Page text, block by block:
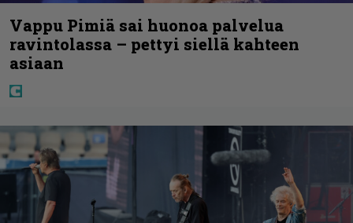
Vappu Pimiä sai huonoa palvelua
ravintolassa – pettyi siellä kahteen
asiaan